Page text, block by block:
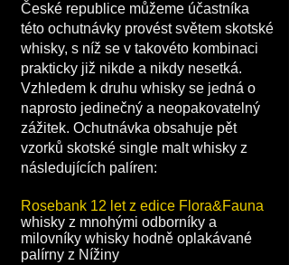
České republice můžeme účastníka
této ochutnávky provést světem skotské
whisky, s níž se v takovéto kombinaci
prakticky již nikde a nikdy nesetká.
Vzhledem k druhu whisky se jedná o
naprosto jedinečný a neopakovatelný
zážitek. Ochutnávka obsahuje pět
vzorků skotské single malt whisky z
následujících palíren:
Rosebank 12 let z edice Flora&Fauna
whisky z mnohými odborníky a
milovníky whisky hodně oplakávané
palírny z Nížiny